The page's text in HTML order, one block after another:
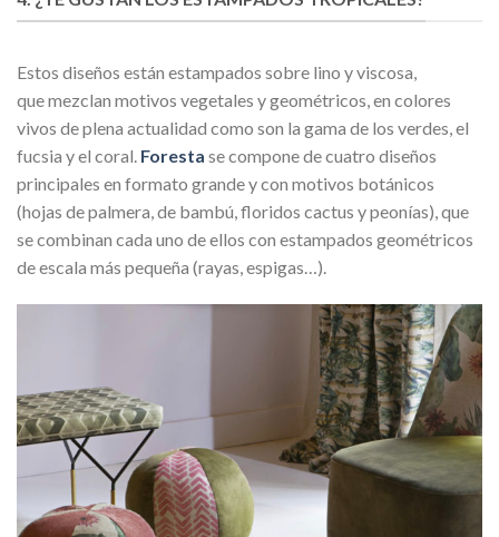
Estos diseños están estampados sobre lino y viscosa,
que mezclan motivos vegetales y geométricos, en colores
vivos de plena actualidad como son la gama de los verdes, el
fucsia y el coral. Foresta se compone de cuatro diseños
principales en formato grande y con motivos botánicos
(hojas de palmera, de bambú, floridos cactus y peonías), que
se combinan cada uno de ellos con estampados geométricos
de escala más pequeña (rayas, espigas…).